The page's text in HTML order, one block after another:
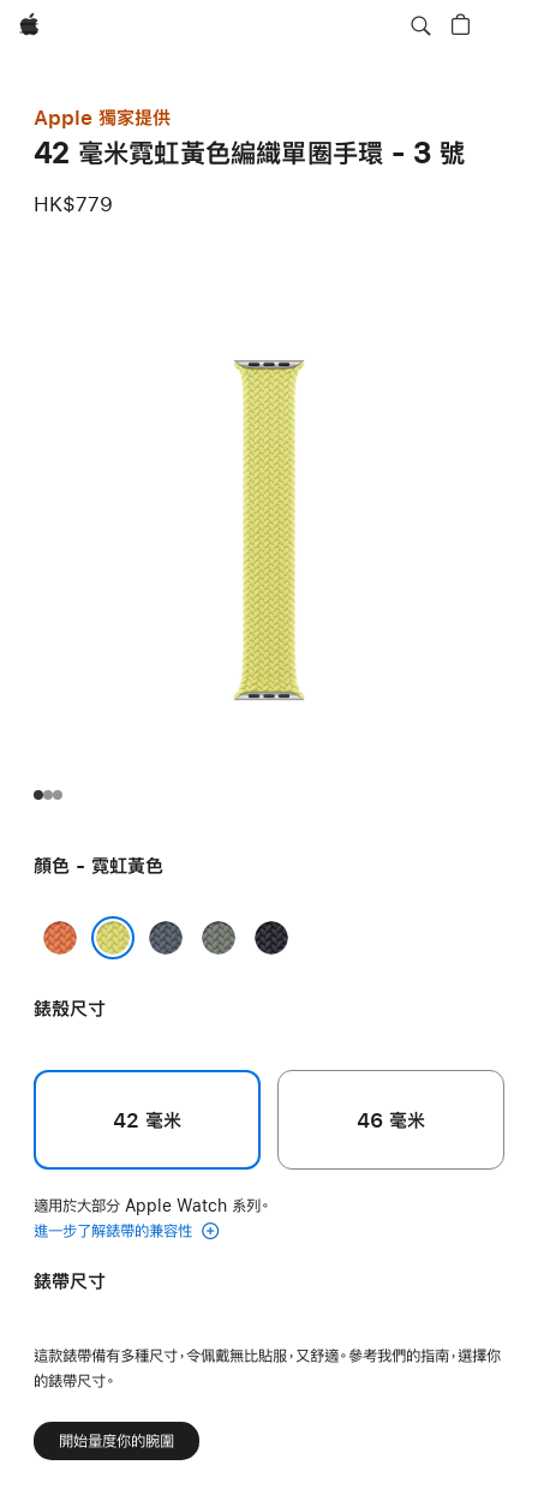
Apple
Apple 獨家提供
42 毫米霓虹黃色編織單圈手環 - 3 號
HK$779
顏色 - 霓虹黃色
薑
色
錨
灰
午
錶殼尺寸
42 毫米 46 毫米
適用於大部分 Apple Watch 系列。
進一步了解錶帶的兼容性
錶帶尺寸
這款錶帶備有多種尺寸，令佩戴無比貼服，又舒適。參考我們的指南，選擇你
的錶帶尺寸。
開始量度你的腕圍